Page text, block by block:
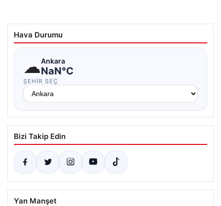
Hava Durumu
☁Ankara
NaN°C
ŞEHIR SEÇ
Bizi Takip Edin
Yan Manşet